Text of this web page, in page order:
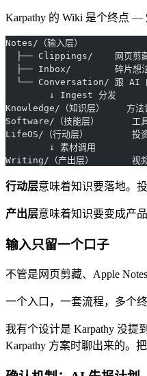
Karpathy 的 Wiki 是个终点 —
Notes/（输入层）
├── Clippings/    网页剪
├── Inbox/        碎片想
└── Conversation/ 跟 AI
        ↓ Ingest 分发
Knowledge/（知识层）    方法
Software/（技能层）      工具
LifeOS/（行动层）        投资
        ↓ 素材调用
Writing/（产出层）       视频
行动层意味着知识要落地。
产出层意味着知识要变成产
输入只留一个口子
不管是网页剪藏、Apple
一个入口，一套流程，多个终
我有个设计是 Karpathy 没提
Karpathy 方案时聊出来的。